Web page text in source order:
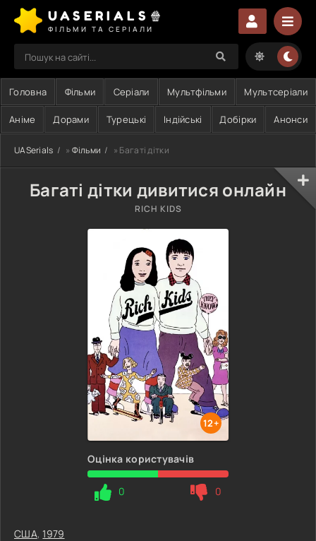
UASERIALS🍿
ФІЛЬМИ ТА СЕРІАЛИ
Головна Фільми Серіали Мультфільми Мультсеріали
Аніме Дорами Турецькі Індійські Добірки Анонси
UASerials » Фільми » Багаті дітки
Багаті дітки дивитися онлайн
RICH KIDS
12+
Оцінка користувачів
0 0
США,1979